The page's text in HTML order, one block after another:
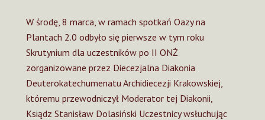
W środę, 8 marca, w ramach spotkań Oazy na
Plantach 2.0 odbyło się pierwsze w tym roku
Skrutynium dla uczestników po II ONŻ
zorganizowane przez Diecezjalna Diakonia
Deuterokatechumenatu Archidiecezji Krakowskiej,
któremu przewodniczył Moderator tej Diakonii,
Ksiądz Stanisław Dolasiński Uczestnicy wsłuchując